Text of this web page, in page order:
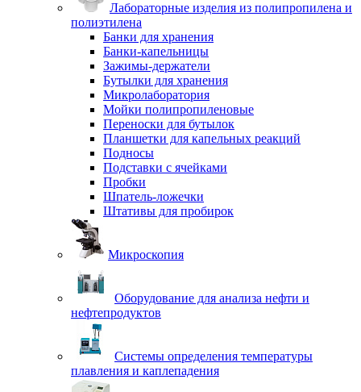
Лабораторные изделия из полипропилена и
полиэтилена
Банки для хранения
Банки-капельницы
Зажимы-держатели
Бутылки для хранения
Микролаборатория
Мойки полипропиленовые
Переноски для бутылок
Планшетки для капельных реакций
Подносы
Подставки с ячейками
Пробки
Шпатель-ложечки
Штативы для пробирок
Микроскопия
Оборудование для анализа нефти и
нефтепродуктов
Системы определения температуры
плавления и каплепадения